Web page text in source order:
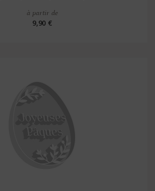
à partir de
9,90 €